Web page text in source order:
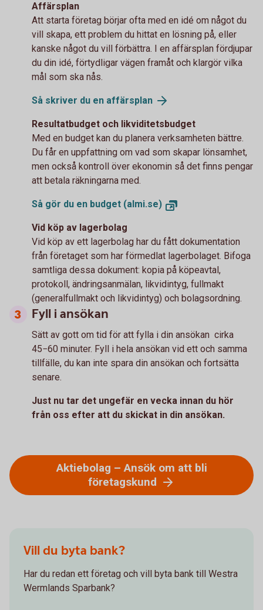
Affärsplan
Att starta företag börjar ofta med en idé om något du
vill skapa, ett problem du hittat en lösning på, eller
kanske något du vill förbättra. I en affärsplan fördjupar
du din idé, förtydligar vägen framåt och klargör vilka
mål som ska nås.
Så skriver du en affärsplan
Resultatbudget och likviditetsbudget
Med en budget kan du planera verksamheten bättre.
Du får en uppfattning om vad som skapar lönsamhet,
men också kontroll över ekonomin så det finns pengar
att betala räkningarna med.
Så gör du en budget (almi.se)
Vid köp av lagerbolag
Vid köp av ett lagerbolag har du fått dokumentation
från företaget som har förmedlat lagerbolaget. Bifoga
samtliga dessa dokument: kopia på köpeavtal,
protokoll, ändringsanmälan, likvidintyg, fullmakt
(generalfullmakt och likvidintyg) och bolagsordning.
Fyll i ansökan
Sätt av gott om tid för att fylla i din ansökan cirka
45−60 minuter. Fyll i hela ansökan vid ett och samma
tillfälle, du kan inte spara din ansökan och fortsätta
senare.
Just nu tar det ungefär en vecka innan du hör
från oss efter att du skickat in din ansökan.
Aktiebolag – Ansök om att bli
företagskund
Vill du byta bank?
Har du redan ett företag och vill byta bank till Westra
Wermlands Sparbank?